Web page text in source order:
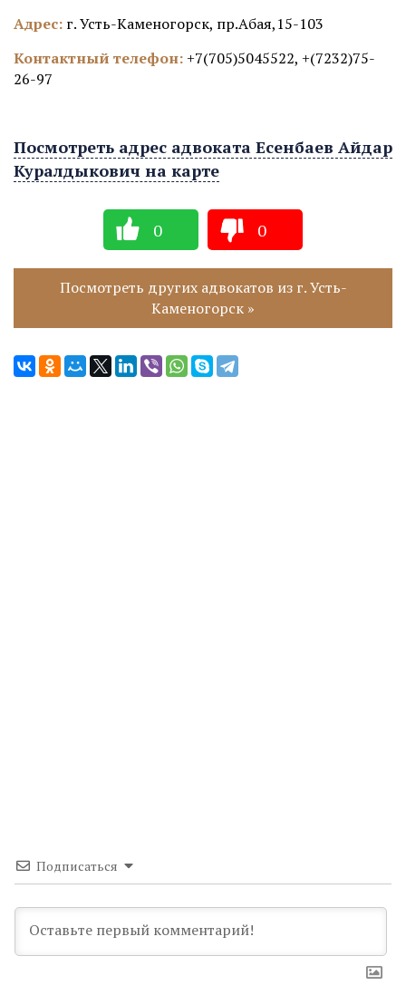
Адрес: г. Усть-Каменогорск, пр.Абая,15-103
Контактный телефон: +7(705)5045522, +(7232)75-
26-97
Посмотреть адрес адвоката Есенбаев Айдар
Куралдыкович на карте
0 0
Посмотреть других адвокатов из г. Усть-
Каменогорск »
Подписаться